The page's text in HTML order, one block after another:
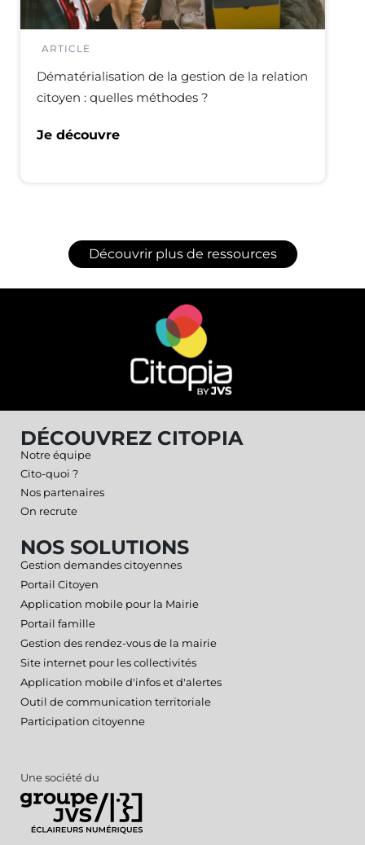
ARTICLE
Dématérialisation de la gestion de la relation
citoyen : quelles méthodes ?
Je découvre
Découvrir plus de ressources
DÉCOUVREZ CITOPIA
Notre équipe
Cito-quoi ?
Nos partenaires
On recrute
NOS SOLUTIONS
Gestion demandes citoyennes
Portail Citoyen
Application mobile pour la Mairie
Portail famille
Gestion des rendez-vous de la mairie
Site internet pour les collectivités
Application mobile d'infos et d'alertes
Outil de communication territoriale
Participation citoyenne
Une société du